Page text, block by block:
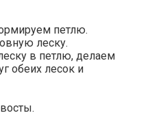
петлю.
леску.
в петлю, делаем
обеих лесок и